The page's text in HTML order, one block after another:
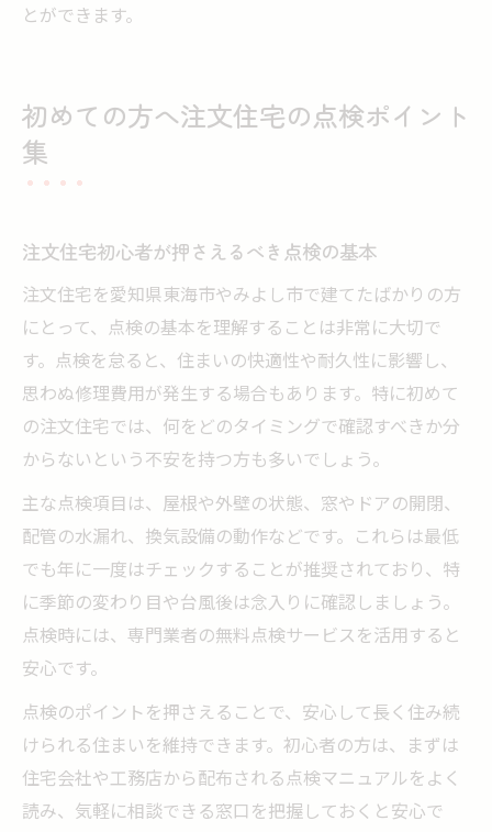
とができます。
初めての方へ注文住宅の点検ポイント
集
注文住宅初心者が押さえるべき点検の基本
注文住宅を愛知県東海市やみよし市で建てたばかりの方
にとって、点検の基本を理解することは非常に大切で
す。点検を怠ると、住まいの快適性や耐久性に影響し、
思わぬ修理費用が発生する場合もあります。特に初めて
の注文住宅では、何をどのタイミングで確認すべきか分
からないという不安を持つ方も多いでしょう。
主な点検項目は、屋根や外壁の状態、窓やドアの開閉、
配管の水漏れ、換気設備の動作などです。これらは最低
でも年に一度はチェックすることが推奨されており、特
に季節の変わり目や台風後は念入りに確認しましょう。
点検時には、専門業者の無料点検サービスを活用すると
安心です。
点検のポイントを押さえることで、安心して長く住み続
けられる住まいを維持できます。初心者の方は、まずは
住宅会社や工務店から配布される点検マニュアルをよく
読み、気軽に相談できる窓口を把握しておくと安心で